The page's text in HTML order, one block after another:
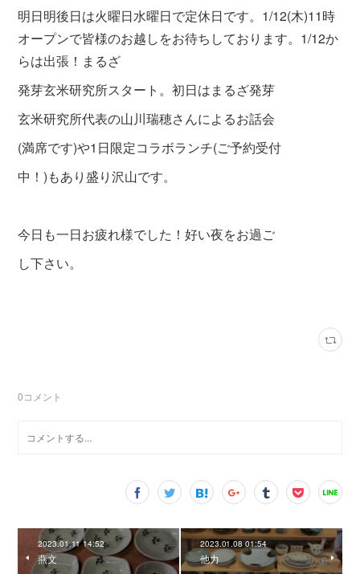
明日明後日は火曜日水曜日で定休日です。1/12(木)11時
オープンで皆様のお越しをお待ちしております。1/12か
らは出張！まるざ
発芽玄米研究所スタート。初日はまるざ発芽
玄米研究所代表の山川瑞穂さんによるお話会
(満席です)や1日限定コラボランチ(ご予約受付
中！)もあり盛り沢山です。
今日も一日お疲れ様でした！好い夜をお過ご
し下さい。
0コメント
2023.01.11 14:52
燕文
2023.01.08 01:54
他力